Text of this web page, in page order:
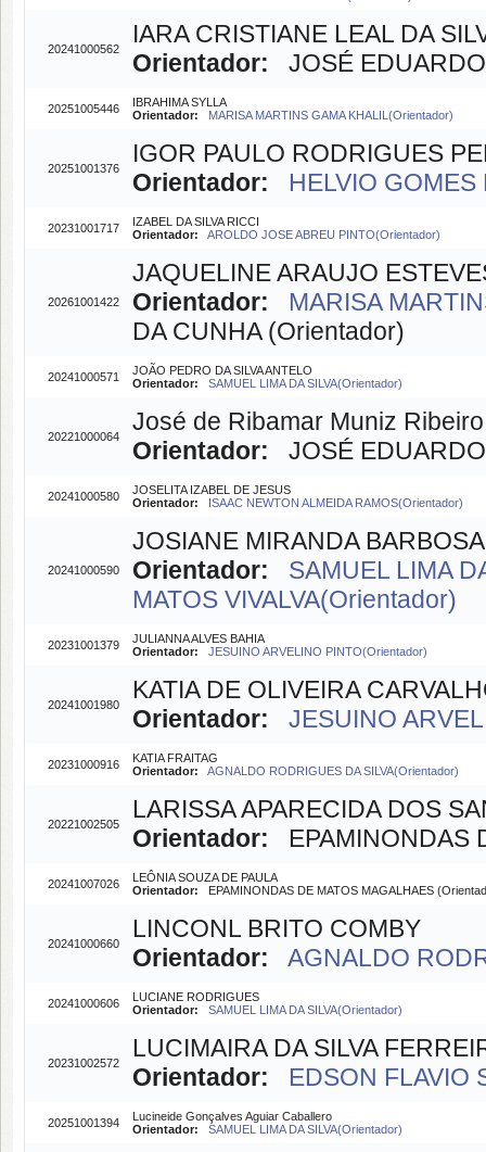
20241000562
IARA CRISTIANE LEAL DA
Orientador: JOSÉ
20251005446
IBRAHIMA SYLLA
Orientador:
MARISA MARTINS GAMA KHALIL(Orientador)
20251001376
IGOR PAULO RODRIGUES
Orientador:
HELVIO
20231001717
IZABEL DA SILVA RICCI
Orientador:
AROLDO JOSE ABREU PINTO(Orientador)
20261001422
JAQUELINE ARAUJO
Orientador:
MARISA
DA CUNHA (Orientador)
20241000571
JOÃO PEDRO DA SILVA ANTELO
Orientador:
SAMUEL LIMA DA SILVA(Orientador)
20221000064
José de Ribamar Muniz
Orientador: JOSÉ
20241000580
JOSELITA IZABEL DE JESUS
Orientador:
ISAAC NEWTON ALMEIDA RAMOS(Orientador)
20241000590
JOSIANE MIRANDA BARBOSA
Orientador:
SAMUEL LIMA
MATOS VIVALVA(Orientador)
20231001379
JULIANNA ALVES BAHIA
Orientador:
JESUINO ARVELINO PINTO(Orientador)
20241001980
KATIA DE OLIVEIRA
Orientador:
JESUINO
20231000916
KATIA FRAITAG
Orientador:
AGNALDO RODRIGUES DA SILVA(Orientador)
20221002505
LARISSA APARECIDA DOS
Orientador: EPAMINONDAS
20241007026
LEÔNIA SOUZA DE PAULA
Orientador: EPAMINONDAS DE MATOS MAGALHAES
20241000660
LINCONL BRITO COMBY
Orientador:
AGNALDO
20241000606
LUCIANE RODRIGUES
Orientador:
SAMUEL LIMA DA SILVA(Orientador)
20231002572
LUCIMAIRA DA SILVA
Orientador:
EDSON FLAVIO
20251001394
Lucineide Gonçalves Aguiar Caballero
Orientador:
SAMUEL LIMA DA SILVA(Orientador)